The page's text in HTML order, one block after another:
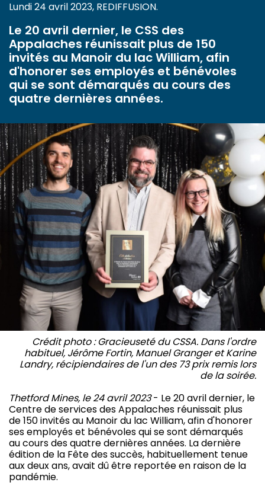
Lundi 24 avril 2023, REDIFFUSION.
Le 20 avril dernier, le CSS des
Appalaches réunissait plus de 150
invités au Manoir du lac William, afin
d'honorer ses employés et bénévoles
qui se sont démarqués au cours des
quatre dernières années.
Crédit photo : Gracieuseté du CSSA. Dans l'ordre
habituel, Jérôme Fortin, Manuel Granger et Karine
Landry, récipiendaires de l'un des 73 prix remis lors
de la soirée.
Thetford Mines, le 24 avril 2023- Le 20 avril dernier, le
Centre de services des Appalaches réunissait plus
de 150 invités au Manoir du lac William, afin d'honorer
ses employés et bénévoles qui se sont démarqués
au cours des quatre dernières années. La dernière
édition de la Fête des succès, habituellement tenue
aux deux ans, avait dû être reportée en raison de la
pandémie.